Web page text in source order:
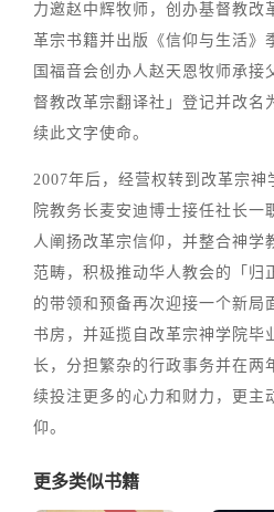
力邀赵中辉牧师，创办基督教改
革宗书籍并出版《信仰与生活》
国福音会创办人赵天恩牧师承接
督教改革宗翻译社」登记并改名
续此文字使命。
2007年后，经营权转到改革宗
院教务长麦安迪博士接任社长一
人阐扬改革宗信仰，并整合神学
范畴，积极推动华人教会的「归
的带领和预备再次迎接一个新局
书房，并延揽自改革宗神学院毕
长，分担繁杂的行政事务并在两
续投注更多的心力和财力，更主
仰。
更多类似书籍